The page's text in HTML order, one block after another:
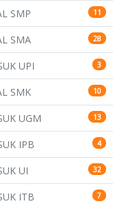
9
148
943
3
169
7
4
SMP 11
SMA 28
UPI 3
SMK 10
UGM 13
IPB 4
UI 32
ITB 7